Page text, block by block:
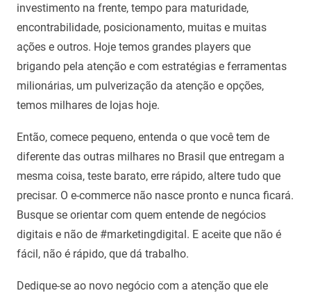
investimento na frente, tempo para maturidade,
encontrabilidade, posicionamento, muitas e muitas
ações e outros. Hoje temos grandes players que
brigando pela atenção e com estratégias e ferramentas
milionárias, um pulverização da atenção e opções,
temos milhares de lojas hoje.
Então, comece pequeno, entenda o que você tem de
diferente das outras milhares no Brasil que entregam a
mesma coisa, teste barato, erre rápido, altere tudo que
precisar. O e-commerce não nasce pronto e nunca ficará.
Busque se orientar com quem entende de negócios
digitais e não de #marketingdigital. E aceite que não é
fácil, não é rápido, que dá trabalho.
Dedique-se ao novo negócio com a atenção que ele